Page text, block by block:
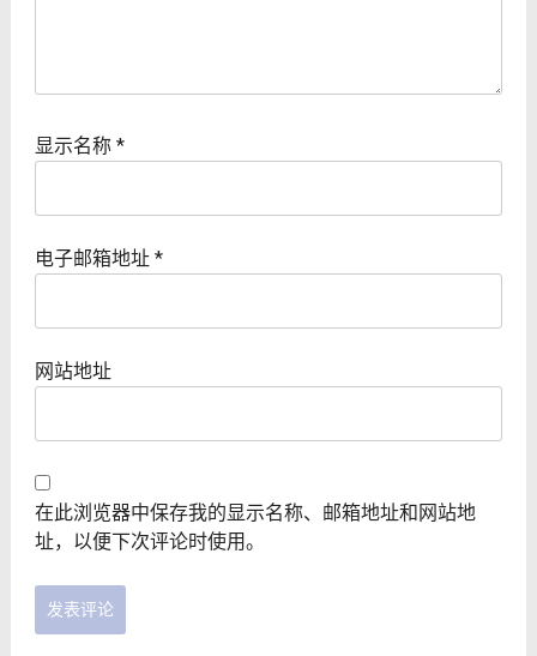
显示名称 *
电子邮箱地址 *
网站地址
在此浏览器中保存我的显示名称、邮箱地址和网站地
址，以便下次评论时使用。